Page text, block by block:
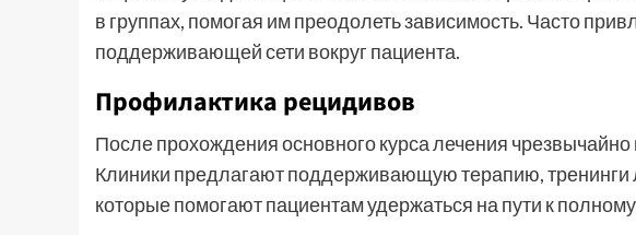
в группах, помогая им преодолеть зависимость. Часто
поддерживающей сети вокруг пациента.
Профилактика рецидивов
После прохождения основного курса лечения
Клиники предлагают поддерживающую терапию, тренинги
которые помогают пациентам удержаться на пути к